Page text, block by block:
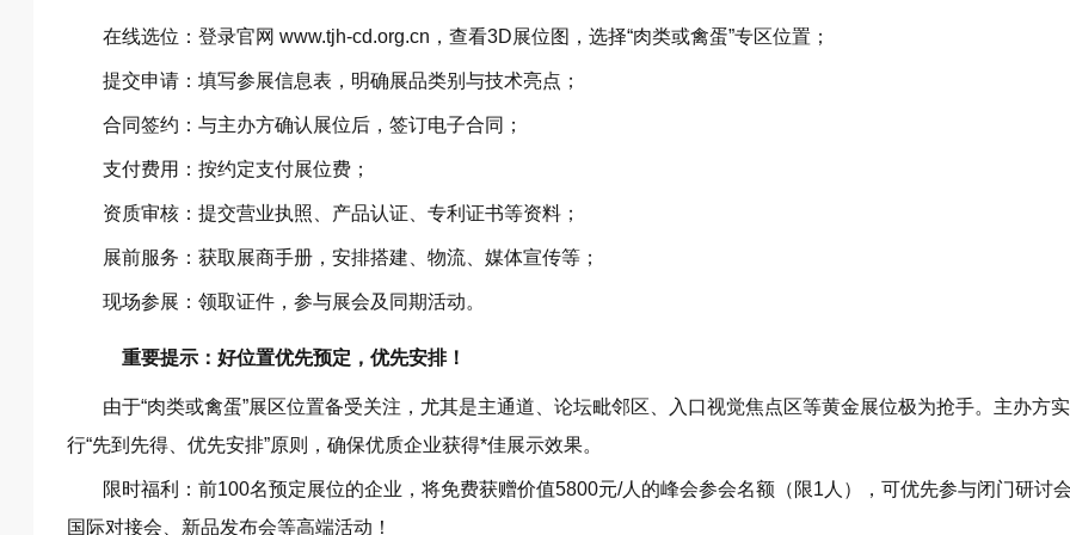
在线选位：登录官网 www.tjh-cd.org.cn ，查看3D展位图，选择“肉类或禽蛋”专区位置；
提交申请：填写参展信息表，明确展品类别与技术亮点；
合同签约：与主办方确认展位后，签订电子合同；
支付费用：按约定支付展位费；
资质审核：提交营业执照、产品认证、专利证书等资料；
展前服务：获取展商手册，安排搭建、物流、媒体宣传等；
现场参展：领取证件，参与展会及同期活动。
重要提示：好位置优先预定，优先安排！
由于“肉类或禽蛋”展区位置备受关注，尤其是主通道、论坛毗邻区、入口视觉焦点区等黄金展位极为抢手。主办方实
行“先到先得、优先安排”原则，确保优质企业获得*佳展示效果。
限时福利：前100名预定展位的企业，将免费获赠价值5800元/人的峰会参会名额（限1人），可优先参与闭门研讨
国际对接会、新品发布会等高端活动！